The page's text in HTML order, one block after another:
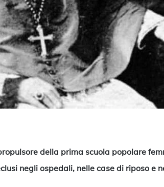
della prima scuola popolare
negli ospedali, nelle case di riposo e